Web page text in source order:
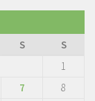
S
S
1
7
8